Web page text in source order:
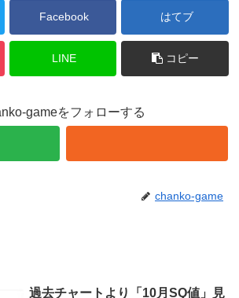
Facebook はてブ
LINE コピー
gameをフォローする
chanko-game
過去チャートより「10月SQ値」見